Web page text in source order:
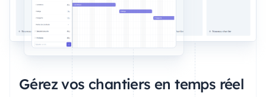
Gérez vos chantiers en temps réel